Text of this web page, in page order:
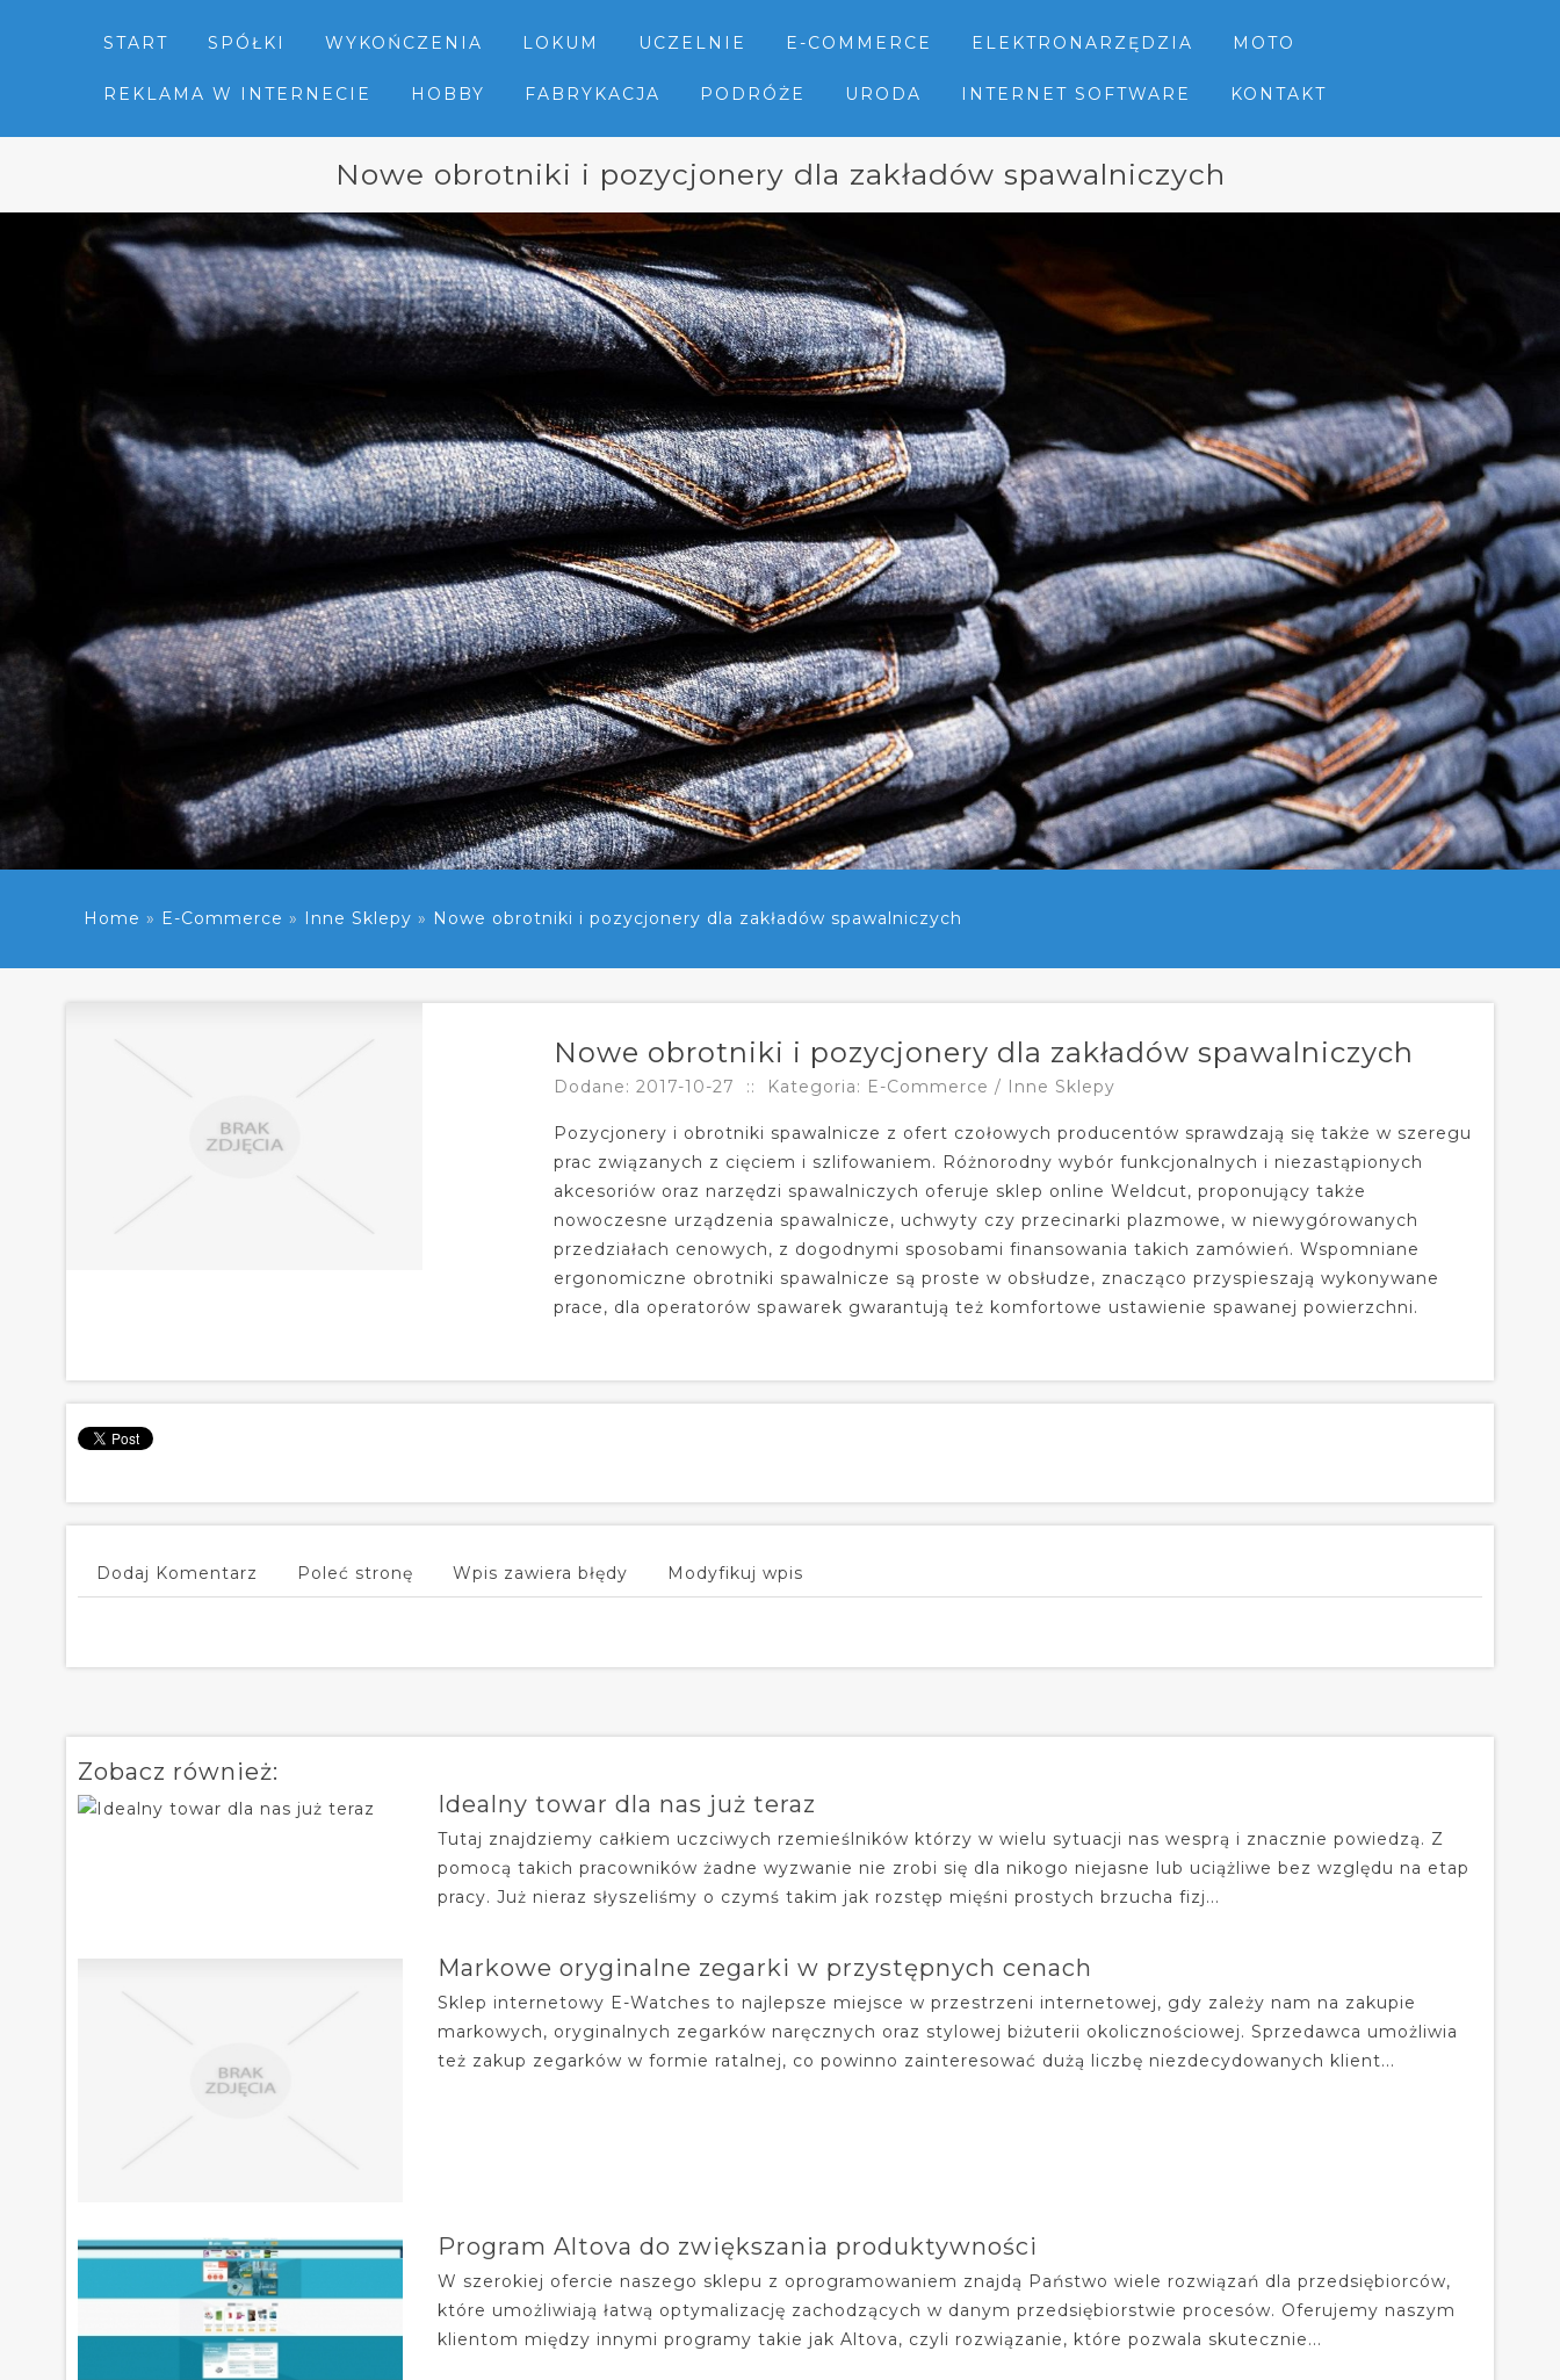
START SPÓŁKI WYKOŃCZENIA LOKUM UCZELNIE E-COMMERCE ELEKTRONARZĘDZIA MOTO
REKLAMA W INTERNECIE HOBBY FABRYKACJA PODRÓŻE URODA INTERNET SOFTWARE KONTAKT
Nowe obrotniki i pozycjonery dla zakładów spawalniczych
Home » E-Commerce » Inne Sklepy » Nowe obrotniki i pozycjonery dla zakładów spawalniczych
Nowe obrotniki i pozycjonery dla zakładów spawalniczych
Dodane: 2017-10-27 :: Kategoria: E-Commerce / Inne Sklepy
Pozycjonery i obrotniki spawalnicze z ofert czołowych producentów sprawdzają się także w szeregu
prac związanych z cięciem i szlifowaniem. Różnorodny wybór funkcjonalnych i niezastąpionych
akcesoriów oraz narzędzi spawalniczych oferuje sklep online Weldcut, proponujący także
nowoczesne urządzenia spawalnicze, uchwyty czy przecinarki plazmowe, w niewygórowanych
przedziałach cenowych, z dogodnymi sposobami finansowania takich zamówień. Wspomniane
ergonomiczne obrotniki spawalnicze są proste w obsłudze, znacząco przyspieszają wykonywane
prace, dla operatorów spawarek gwarantują też komfortowe ustawienie spawanej powierzchni.
Dodaj Komentarz Poleć stronę Wpis zawiera błędy Modyfikuj wpis
Zobacz również:
Idealny towar dla nas już teraz
Tutaj znajdziemy całkiem uczciwych rzemieślników którzy w wielu sytuacji nas wesprą i znacznie powiedzą. Z
pomocą takich pracowników żadne wyzwanie nie zrobi się dla nikogo niejasne lub uciążliwe bez względu na etap
pracy. Już nieraz słyszeliśmy o czymś takim jak rozstęp mięśni prostych brzucha fizj...
Markowe oryginalne zegarki w przystępnych cenach
Sklep internetowy E-Watches to najlepsze miejsce w przestrzeni internetowej, gdy zależy nam na zakupie
markowych, oryginalnych zegarków naręcznych oraz stylowej biżuterii okolicznościowej. Sprzedawca umożliwia
też zakup zegarków w formie ratalnej, co powinno zainteresować dużą liczbę niezdecydowanych klient...
Program Altova do zwiększania produktywności
W szerokiej ofercie naszego sklepu z oprogramowaniem znajdą Państwo wiele rozwiązań dla przedsiębiorców,
które umożliwiają łatwą optymalizację zachodzących w danym przedsiębiorstwie procesów. Oferujemy naszym
klientom między innymi programy takie jak Altova, czyli rozwiązanie, które pozwala skutecznie...